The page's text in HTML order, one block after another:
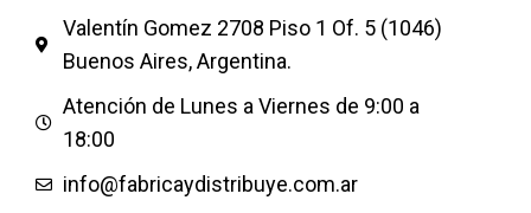
NENA o VARON SON
HERMOSAS NUEVO MODELO
Mas modelos de pantuflas
Pantufla de hombre Pantufla
de dama Pantufla de niños
Pantufla de dibujos animados
Valentín Gomez 2708 Piso 1 Of. 5 (1046)
Buenos Aires, Argentina.
Atención de Lunes a Viernes de 9:00 a
18:00
info@fabricaydistribuye.com.ar